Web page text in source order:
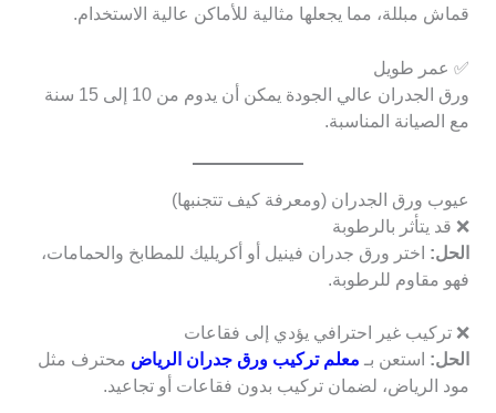
قماش مبللة، مما يجعلها مثالية للأماكن عالية الاستخدام.
✅ عمر طويل
ورق الجدران عالي الجودة يمكن أن يدوم من 10 إلى 15 سنة
مع الصيانة المناسبة.
عيوب ورق الجدران (ومعرفة كيف تتجنبها)
❌ قد يتأثر بالرطوبة
الحل: اختر ورق جدران فينيل أو أكريليك للمطابخ والحمامات،
فهو مقاوم للرطوبة.
❌ تركيب غير احترافي يؤدي إلى فقاعات
الحل: استعن بـ معلم تركيب ورق جدران الرياض محترف مثل
مود الرياض، لضمان تركيب بدون فقاعات أو تجاعيد.